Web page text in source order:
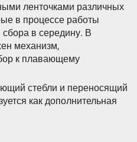
ленточками различных
в процессе работы
в середину. В
механизм,
к плавающему
стебли и переносящий
как дополнительная